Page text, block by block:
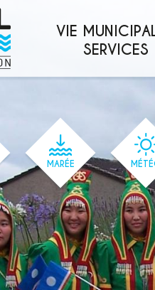
VIE
SERVICES
MARÉE